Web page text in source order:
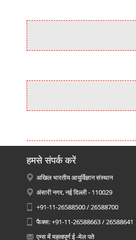
हमसे संपर्क करें
अखिल भारतीय आयुर्विज्ञान संस्थान
अंसारी नगर, नई दिल्ली - 110029
+91-11-26588500 / 26588700
फैक्स: +91-11-26588663 / 26588641
एम्स में महत्वपूर्ण ई -मेल पते